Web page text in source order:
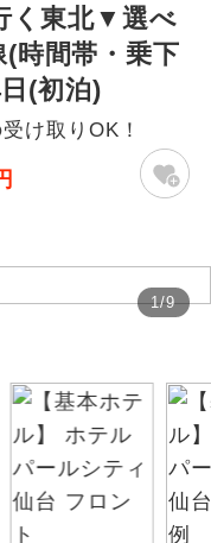
く東北▼選べ
時間帯・乗下
(初泊)
け取りOK！
1/9
）から最終日出発空港
が同行します。
し、車内での観光案内
す。
ースです。
ち寄るコースです。
るコースです。
天風呂が付いていま